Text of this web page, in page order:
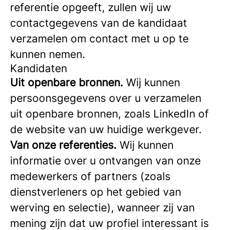
referentie opgeeft, zullen wij uw
contactgegevens van de kandidaat
verzamelen om contact met u op te
kunnen nemen.
Kandidaten
Uit openbare bronnen. Wij kunnen
persoonsgegevens over u verzamelen
uit openbare bronnen, zoals LinkedIn of
de website van uw huidige werkgever.
Van onze referenties. Wij kunnen
informatie over u ontvangen van onze
medewerkers of partners (zoals
dienstverleners op het gebied van
werving en selectie), wanneer zij van
mening zijn dat uw profiel interessant is